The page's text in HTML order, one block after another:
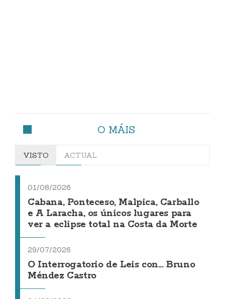
O MÁIS
VISTO ACTUAL
01/08/2026
Cabana, Ponteceso, Malpica, Carballo
e A Laracha, os únicos lugares para
ver a eclipse total na Costa da Morte
29/07/2026
O Interrogatorio de Leis con... Bruno
Méndez Castro